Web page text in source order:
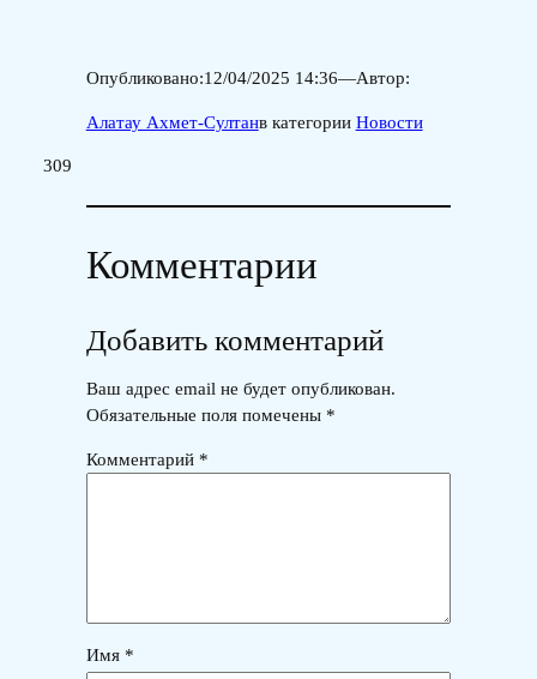
Опубликовано:12/04/2025 14:36—Автор:
Алатау Ахмет-Султанв категории Новости
309
Комментарии
Добавить комментарий
Ваш адрес email не будет опубликован.
Обязательные поля помечены *
Комментарий *
Имя *